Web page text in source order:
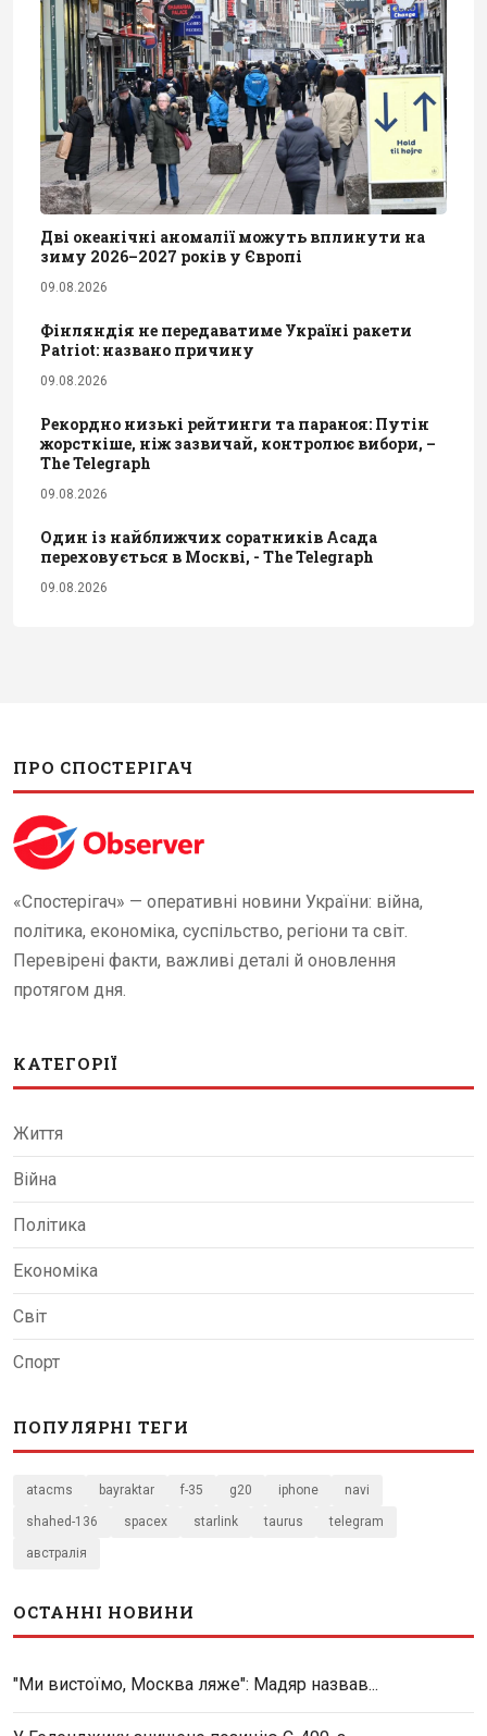
Дві океанічні аномалії можуть вплинути на
зиму 2026–2027 років у Європі
09.08.2026
Фінляндія не передаватиме Україні ракети
Patriot: названо причину
09.08.2026
Рекордно низькі рейтинги та параноя: Путін
жорсткіше, ніж зазвичай, контролює вибори, –
The Telegraph
09.08.2026
Один із найближчих соратників Асада
переховується в Москві, - The Telegraph
09.08.2026
ПРО СПОСТЕРІГАЧ
«Спостерігач» — оперативні новини України: війна,
політика, економіка, суспільство, регіони та світ.
Перевірені факти, важливі деталі й оновлення
протягом дня.
КАТЕГОРІЇ
Життя
Війна
Політика
Економіка
Світ
Спорт
ПОПУЛЯРНІ ТЕГИ
atacms bayraktar f-35 g20 iphone navi
shahed-136 spacex starlink taurus telegram
австралія
ОСТАННІ НОВИНИ
"Ми вистоїмо, Москва ляже": Мадяр назвав...